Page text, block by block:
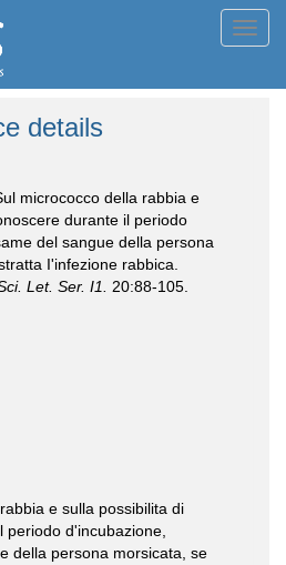
details
micrococco della rabbia e
durante il periodo
del sangue della persona
I'infezione rabbica.
Let. Ser. I1.
20:88-105.
e sulla possibilita di
d'incubazione,
della persona morsicata, se